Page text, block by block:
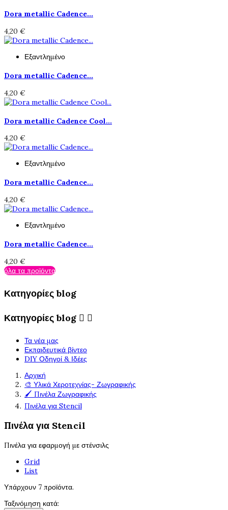
Dora metallic Cadence...
4,20 €
Εξαντλημένο
Dora metallic Cadence...
4,20 €
Dora metallic Cadence Cool...
4,20 €
Εξαντλημένο
Dora metallic Cadence...
4,20 €
Εξαντλημένο
Dora metallic Cadence...
4,20 €
όλα τα προϊόντα
Κατηγορίες blog
Κατηγορίες blog  
Τα νέα μας
Εκπαιδευτικά βίντεο
DIY Οδηγοί & Ιδέες
Αρχική
🎨 Υλικά Χεροτεχνίας- Ζωγραφικής
🖌️ Πινέλα Ζωγραφικής
Πινέλα για Stencil
Πινέλα για Stencil
Πινέλα για εφαρμογή με στένσιλς
Grid
List
Υπάρχουν 7 προϊόντα.
Ταξινόμηση κατά: